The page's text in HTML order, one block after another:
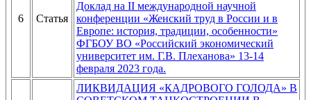
6 Статья
Доклад на II международной научной
конференции «Женский труд в России и в
Европе: история, традиции, особенности»
ФГБОУ ВО «Российский экономический
университет им. Г.В. Плеханова» 13-14
февраля 2023 года.
ЛИКВИДАЦИЯ «КАДРОВОГО ГОЛОДА» В